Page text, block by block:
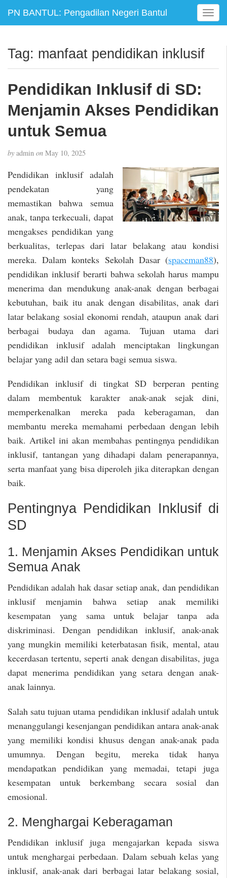
PN BANTUL: Pengadilan Negeri Bantul
T
o
e
i
o
n
Tag: manfaat pendidikan inklusif
Pendidikan Inklusif di SD:
Menjamin Akses Pendidikan
untuk Semua
by admin on May 10, 2025
Pendidikan inklusif adalah
pendekatan yang
memastikan bahwa semua
anak, tanpa terkecuali, dapat
mengakses pendidikan yang
berkualitas, terlepas dari latar belakang atau kondisi
mereka. Dalam konteks Sekolah Dasar (spaceman88),
pendidikan inklusif berarti bahwa sekolah harus mampu
menerima dan mendukung anak-anak dengan berbagai
kebutuhan, baik itu anak dengan disabilitas, anak dari
latar belakang sosial ekonomi rendah, ataupun anak dari
berbagai budaya dan agama. Tujuan utama dari
pendidikan inklusif adalah menciptakan lingkungan
belajar yang adil dan setara bagi semua siswa.
Pendidikan inklusif di tingkat SD berperan penting
dalam membentuk karakter anak-anak sejak dini,
memperkenalkan mereka pada keberagaman, dan
membantu mereka memahami perbedaan dengan lebih
baik. Artikel ini akan membahas pentingnya pendidikan
inklusif, tantangan yang dihadapi dalam penerapannya,
serta manfaat yang bisa diperoleh jika diterapkan dengan
baik.
Pentingnya Pendidikan Inklusif di
SD
1. Menjamin Akses Pendidikan untuk
Semua Anak
Pendidikan adalah hak dasar setiap anak, dan pendidikan
inklusif menjamin bahwa setiap anak memiliki
kesempatan yang sama untuk belajar tanpa ada
diskriminasi. Dengan pendidikan inklusif, anak-anak
yang mungkin memiliki keterbatasan fisik, mental, atau
kecerdasan tertentu, seperti anak dengan disabilitas, juga
dapat menerima pendidikan yang setara dengan anak-
anak lainnya.
Salah satu tujuan utama pendidikan inklusif adalah untuk
menanggulangi kesenjangan pendidikan antara anak-anak
yang memiliki kondisi khusus dengan anak-anak pada
umumnya. Dengan begitu, mereka tidak hanya
mendapatkan pendidikan yang memadai, tetapi juga
kesempatan untuk berkembang secara sosial dan
emosional.
2. Menghargai Keberagaman
Pendidikan inklusif juga mengajarkan kepada siswa
untuk menghargai perbedaan. Dalam sebuah kelas yang
inklusif, anak-anak dari berbagai latar belakang sosial,